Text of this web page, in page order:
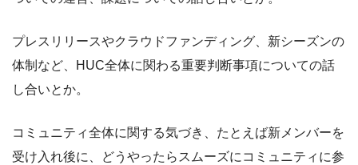
プレスリリースやクラウドファンディング、新シーズンの
体制など、HUC全体に関わる重要判断事項についての話
し合いとか。
コミュニティ全体に関する気づき、たとえば新メンバーを
受け入れ後に、どうやったらスムーズにコミュニティに参